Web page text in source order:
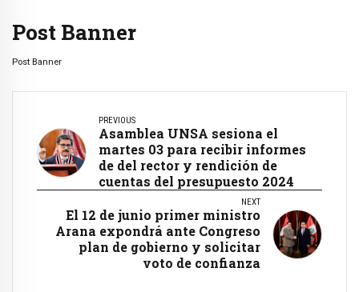
Post Banner
Post Banner
PREVIOUS
Asamblea UNSA sesiona el
martes 03 para recibir informes
de del rector y rendición de
cuentas del presupuesto 2024
NEXT
El 12 de junio primer ministro
Arana expondrá ante Congreso
plan de gobierno y solicitar
voto de confianza